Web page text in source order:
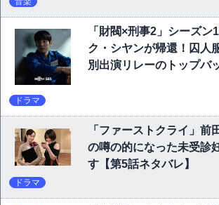
「財閥×刑事2」シーズン
ク・シヤンが帰還！囚人
別出演リレーのトップバ
ドラマ
「ファーストクライ」前
の噂の的になった未受診
す【第5話ネタバレ】
ドラマ